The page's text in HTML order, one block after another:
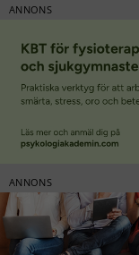
ANNONS
ANNONS